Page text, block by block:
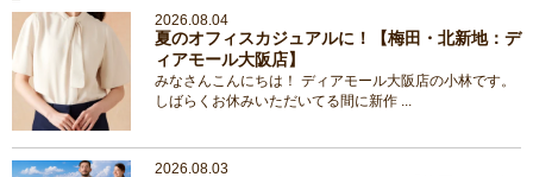
2026.08.04
夏のオフィスカジュアルに！【梅田・北新地：デ
ィアモール大阪店】
みなさんこんにちは！ ディアモール大阪店の小林です。
しばらくお休みいただいてる間に新作 ...
2026.08.03